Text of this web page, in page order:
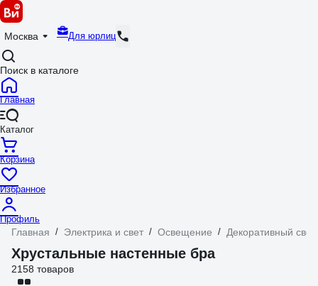
Москва Для юрлиц
Поиск в каталоге
Главная
Каталог
Корзина
Избранное
Профиль
Главная / Электрика и свет / Освещение / Декоративный свет
Хрустальные настенные бра
2158 товаров